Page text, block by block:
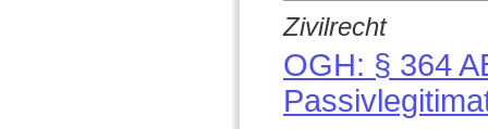
Zivilrecht
OGH: § 364